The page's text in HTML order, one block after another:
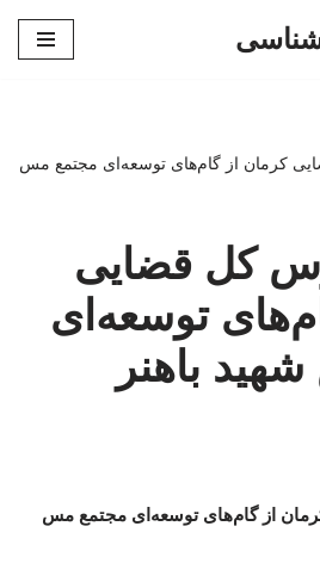
شناسی
کرمان از گام‌های توسعه‌ای مجتمع مس
کل قضایی
توسعه‌ای
باهنر
از گام‌های توسعه‌ای مجتمع مس